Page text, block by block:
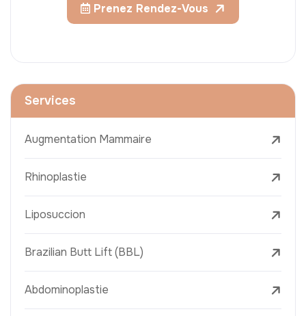
Prenez Rendez-Vous
Services
Augmentation Mammaire
Rhinoplastie
Liposuccion
Brazilian Butt Lift (BBL)
Abdominoplastie